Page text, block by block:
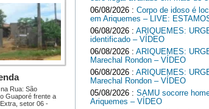
06/08/2026 : Corpo de idoso é
em Ariquemes – LIVE:
06/08/2026 : ARIQUEMES:
identificado – VÍDEO
06/08/2026 : ARIQUEMES:
Marechal Rondon – VÍDEO
06/08/2026 : ARIQUEMES:
Marechal Rondon – VÍDEO
05/08/2026 : SAMU socorre
Ariquemes – VÍDEO